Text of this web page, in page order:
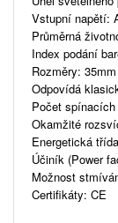
Vstupní napětí:
Průměrná
Index podání
Rozměry:
Odpovídá
Počet
Okamžité
Energetická
Účiník (Power
Možnost
Certifikáty: CE